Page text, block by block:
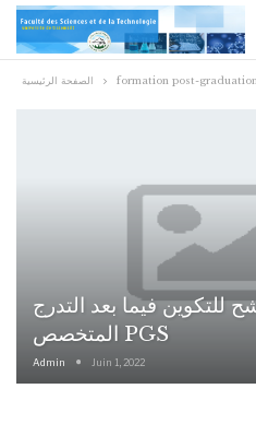
الصفحة الرئيسية formation post-
للتكوين فيما بعد التدرج
المتخصص PGS
Admin Juin 1, 2022